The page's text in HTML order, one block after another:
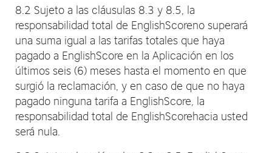
8.2 Sujeto a las cláusulas 8.3 y 8.5, la
responsabilidad total de EnglishScoreno superará
una suma igual a las tarifas totales que haya
pagado a EnglishScore en la Aplicación en los
últimos seis (6) meses hasta el momento en que
surgió la reclamación, y en caso de que no haya
pagado ninguna tarifa a EnglishScore, la
responsabilidad total de EnglishScorehacia usted
será nula.